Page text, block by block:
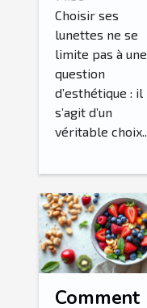
style de vie
quotidien ?
Choisir ses
lunettes ne se
limite pas à une
question
d’esthétique : il
s’agit d’un
véritable choix...
Comment